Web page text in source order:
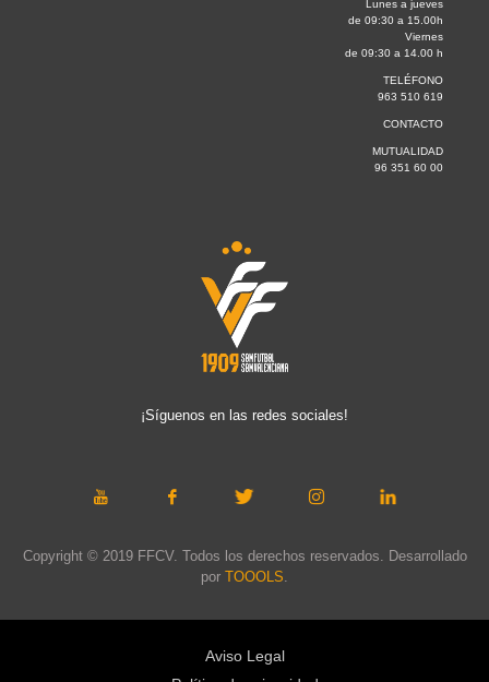
Lunes a jueves
de 09:30 a 15.00h
Viernes
de 09:30 a 14.00 h
TELÉFONO
963 510 619
CONTACTO
MUTUALIDAD
96 351 60 00
¡Síguenos en las redes sociales!
Copyright © 2019 FFCV. Todos los derechos reservados. Desarrollado
por TOOOLS
Aviso Legal